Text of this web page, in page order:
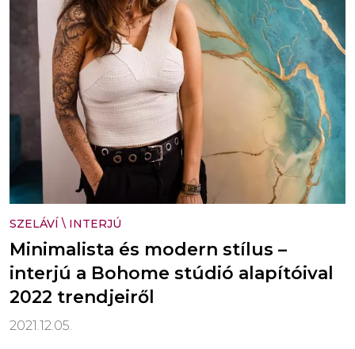
SZELÁVÍ \ INTERJÚ
Minimalista és modern stílus –
interjú a Bohome stúdió alapítóival
2022 trendjeiről
2021.12.05.